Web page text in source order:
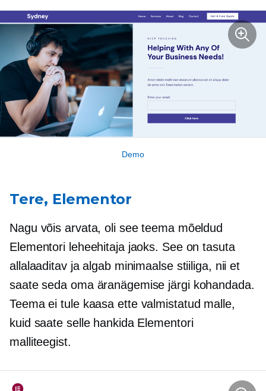
Demo
Tere, Elementor
Nagu võis arvata, oli see teema mõeldud
Elementori leheehitaja jaoks. See on tasuta
allalaaditav ja algab minimaalse stiiliga, nii et
saate seda oma äranägemise järgi kohandada.
Teema ei tule kaasa ette valmistatud malle,
kuid saate selle hankida Elementori
malliteegist.